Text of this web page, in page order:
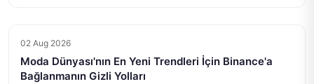
02 Aug 2026
Moda Dünyası'nın En Yeni Trendleri İçin Binance'a
Bağlanmanın Gizli Yolları